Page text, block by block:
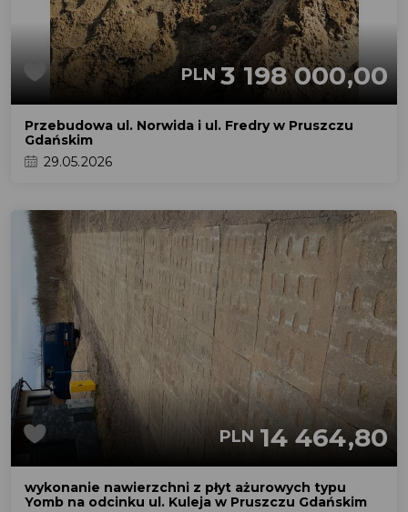
PLN 3 198 000,00
Przebudowa ul. Norwida i ul. Fredry w Pruszczu
Gdańskim
29.05.2026
PLN 14 464,80
wykonanie nawierzchni z płyt ażurowych typu
Yomb na odcinku ul. Kuleja w Pruszczu Gdańskim